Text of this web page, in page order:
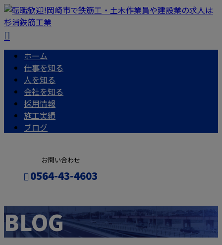
ホーム
仕事を知る
人を知る
会社を知る
採用情報
施工実績
ブログ
お問い合わせ
0564-43-4603
エントリー
BLOG